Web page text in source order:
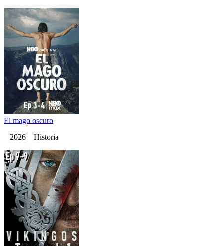
El mago oscuro
2026 Historia